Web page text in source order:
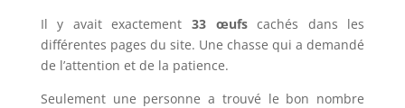
Il y avait exactement 33 œufscachés dans les
différentes pages du site. Une chasse qui a demandé
de l’attention et de la patience.
Seulement une personne a trouvé le bon nombre